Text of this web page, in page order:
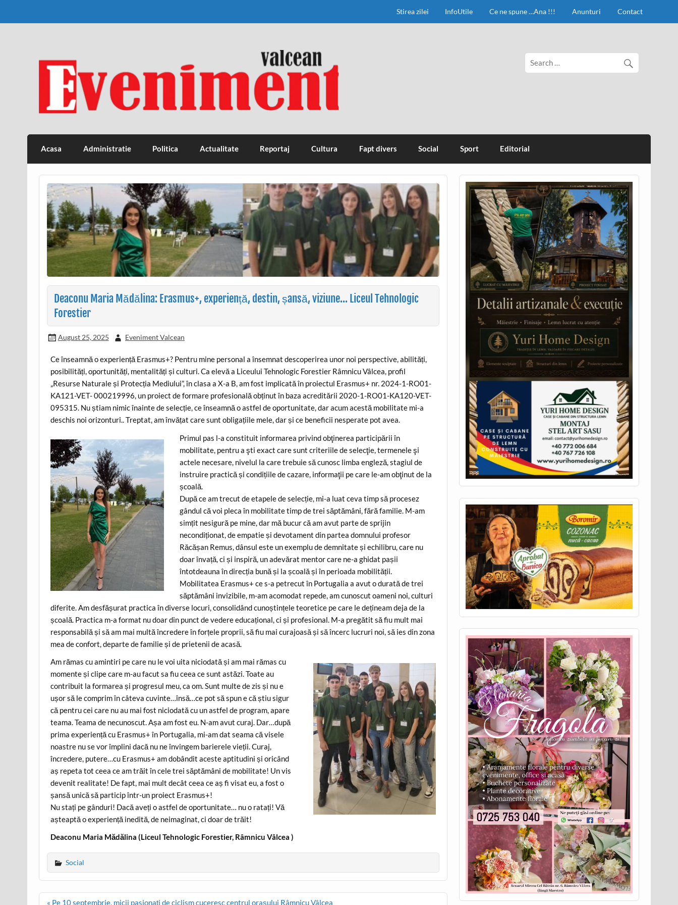
Stirea zilei InfoUtile Ce ne spune …Ana !!! Anunturi Contact
Eveniment Valcean
Acasa Administratie Politica Actualitate Reportaj Cultura Fapt divers Social Sport Editorial
Deaconu Maria Mădălina: Erasmus+, experiență, destin, șansă, viziune… Liceul Tehnologic
Forestier
August 25, 2025 Eveniment Valcean
Ce înseamnă o experiență Erasmus+? Pentru mine personal a însemnat descoperirea unor noi perspective, abilități,
posibilități, oportunități, mentalități și culturi. Ca elevă a Liceului Tehnologic Forestier Râmnicu Vâlcea, profil
„Resurse Naturale și Protecția Mediului”, în clasa a X-a B, am fost implicată în proiectul Erasmus+ nr. 2024-1-RO01-
KA121-VET- 000219996, un proiect de formare profesională obținut în baza acreditării 2020-1-RO01-KA120-VET-
095315. Nu știam nimic înainte de selecție, ce înseamnă o astfel de oportunitate, dar acum acestă mobilitate mi-a
deschis noi orizonturi.. Treptat, am învățat care sunt obligațiile mele, dar și ce beneficii nesperate pot avea.
Primul pas l-a constituit informarea privind obţinerea participării în
mobilitate, pentru a şti exact care sunt criteriile de selecţie, termenele şi
actele necesare, nivelul la care trebuie să cunosc limba engleză, stagiul de
instruire practică și condițiile de cazare, informaţii pe care le-am obţinut de la
școală.
După ce am trecut de etapele de selecție, mi-a luat ceva timp să procesez
gândul că voi pleca în mobilitate timp de trei săptămâni, fără familie. M-am
simțit nesigură pe mine, dar mă bucur că am avut parte de sprijin
necondiționat, de empatie și devotament din partea domnului profesor
Răcășan Remus, dânsul este un exemplu de demnitate și echilibru, care nu
doar învață, ci și inspiră, un adevărat mentor care ne-a ghidat pașii
întotdeauna în direcția bună și la școală și în perioada mobilității.
Mobilitatea Erasmus+ ce s-a petrecut în Portugalia a avut o durată de trei
săptămâni invizibile, m-am acomodat repede, am cunoscut oameni noi, culturi
diferite. Am desfășurat practica în diverse locuri, consolidând cunoștințele teoretice pe care le dețineam deja de la
școală. Practica m-a format nu doar din punct de vedere educațional, ci și profesional. M-a pregătit să fiu mult mai
responsabilă și să am mai multă încredere în forțele proprii, să fiu mai curajoasă și să încerc lucruri noi, să ies din zona
mea de confort, departe de familie și de prietenii de acasă.
Am rămas cu amintiri pe care nu le voi uita niciodată și am mai rămas cu
momente și clipe care m-au facut sa fiu ceea ce sunt astăzi. Toate au
contribuit la formarea și progresul meu, ca om. Sunt multe de zis și nu e
ușor să le comprim în câteva cuvinte…însă…ce pot să spun e că știu sigur
că pentru cei care nu au mai fost niciodată cu un astfel de program, apare
teama. Teama de necunoscut. Așa am fost eu. N-am avut curaj. Dar…după
prima experiență cu Erasmus+ în Portugalia, mi-am dat seama că visele
noastre nu se vor împlini dacă nu ne învingem barierele vieții. Curaj,
încredere, putere…cu Erasmus+ am dobândit aceste aptitudini și oricând
aș repeta tot ceea ce am trăit în cele trei săptămâni de mobilitate! Un vis
devenit realitate! De fapt, mai mult decât ceea ce aș fi visat eu, a fost o
șansă unică să particip într-un proiect Erasmus+!
Nu stați pe gânduri! Dacă aveți o astfel de oportunitate… nu o ratați! Vă
așteaptă o experiență inedită, de neimaginat, ci doar de trăit!
Deaconu Maria Mădălina (Liceul Tehnologic Forestier, Râmnicu Vâlcea )
Social
Post
« Pe 10 septembrie, micii pasionați de ciclism cuceresc centrul orașului Râmnicu Vâlcea